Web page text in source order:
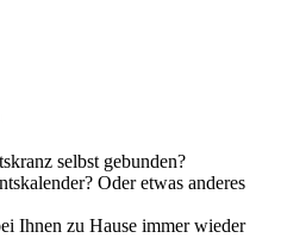
selbst gebunden?
Oder etwas anderes
Ihnen zu Hause immer wieder